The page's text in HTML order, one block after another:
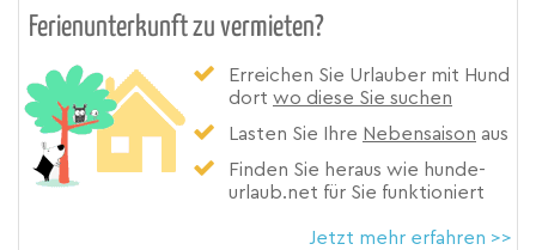
Ferienunterkunft zu vermieten?
Erreichen Sie Urlauber mit Hund
dort wo diese Sie suchen
Lasten Sie Ihre Nebensaison aus
Finden Sie heraus wie hunde-
urlaub.net für Sie funktioniert
Jetzt mehr erfahren >>